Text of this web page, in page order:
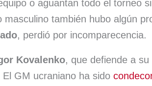
o aguantan todo el torneo
también hubo algún
, perdió por incomparecencia.
Kovalenko, que defiende a
GM ucraniano ha sido